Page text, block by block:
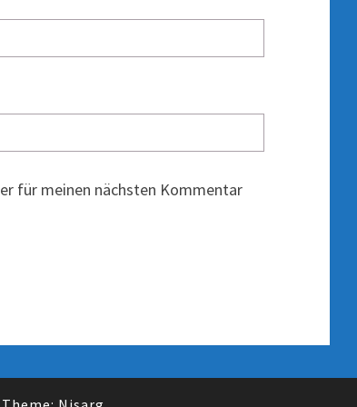
für meinen nächsten Kommentar